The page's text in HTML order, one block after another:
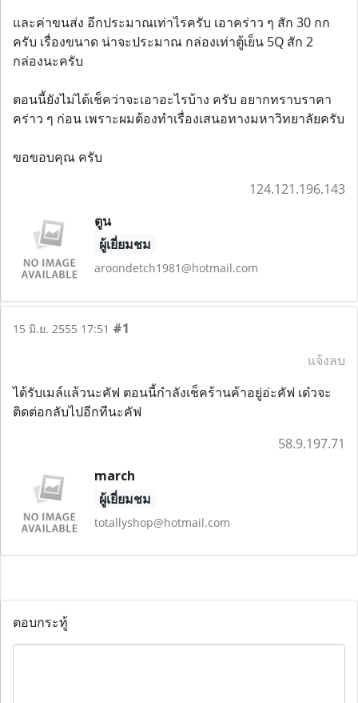
และค่าขนส่ง อีกประมาณเท่าไรครับ เอาคร่าว ๆ สัก 30 กก
ครับ เรื่องขนาด น่าจะประมาณ กล่องเท่าตู้เย็น 5Q สัก 2
กล่องนะครับ
ตอนนี้ยังไม่ได้เช็คว่าจะเอาอะไรบ้าง ครับ อยากทราบราคา
คร่าว ๆ ก่อน เพราะผมต้องทำเรื่องเสนอทางมหาวิทยาลัยครับ
ขอขอบคุณ ครับ
124.121.196.143
ตูน
ผู้เยี่ยมชม
aroondetch1981@hotmail.com
15 มิ.ย. 2555 17:51 #1
แจ้งลบ
ได้รับเมล์แล้วนะคัฟ ตอนนี้กำลังเช็คร้านค้าอยู่อ่ะคัฟ เด๋วจะ
ติดต่อกลับไปอีกทีนะคัฟ
58.9.197.71
march
ผู้เยี่ยมชม
totallyshop@hotmail.com
ตอบกระทู้